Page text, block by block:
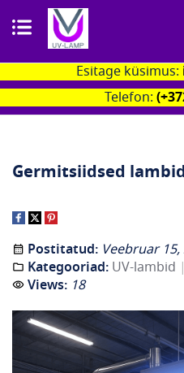
Esitage küsimus:
Telefon:
Germitsiidsed
Postitatud: Veebruar 15,
Kategooriad: UV-lambid
Views: 18